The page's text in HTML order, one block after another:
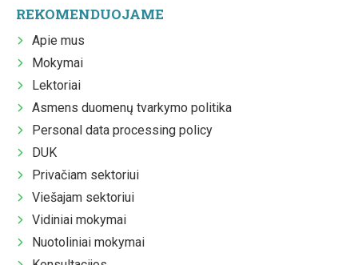
REKOMENDUOJAME
Apie mus
Mokymai
Lektoriai
Asmens duomenų tvarkymo politika
Personal data processing policy
DUK
Privačiam sektoriui
Viešajam sektoriui
Vidiniai mokymai
Nuotoliniai mokymai